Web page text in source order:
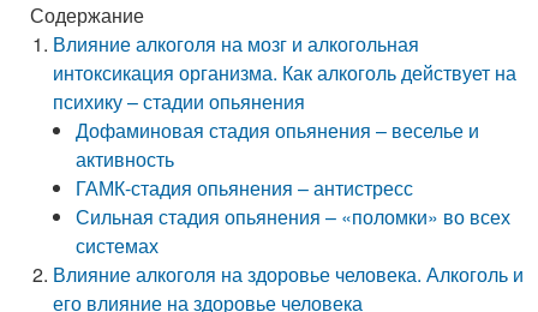
Содержание
Влияние алкоголя на мозг и алкогольная
интоксикация организма. Как алкоголь действует на
психику – стадии опьянения
Дофаминовая стадия опьянения – веселье и
активность
ГАМК-стадия опьянения – антистресс
Сильная стадия опьянения – «поломки» во всех
системах
Влияние алкоголя на здоровье человека. Алкоголь и
его влияние на здоровье человека